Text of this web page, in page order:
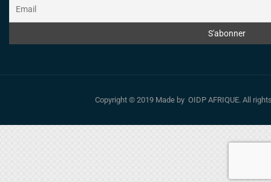
Copyright © 2019 Made by OIDP AFRIQUE. All